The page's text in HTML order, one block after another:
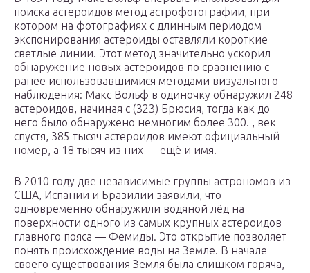
поиска астероидов метод астрофотографии, при
котором на фотографиях с длинным периодом
экспонирования астероиды оставляли короткие
светлые линии. Этот метод значительно ускорил
обнаружение новых астероидов по сравнению с
ранее использовавшимися методами визуального
наблюдения: Макс Вольф в одиночку обнаружил 248
астероидов, начиная с (323) Брюсия, тогда как до
него было обнаружено немногим более 300. , век
спустя, 385 тысяч астероидов имеют официальный
номер, а 18 тысяч из них — ещё и имя.
В 2010 году две независимые группы астрономов из
США, Испании и Бразилии заявили, что
одновременно обнаружили водяной лёд на
поверхности одного из самых крупных астероидов
главного пояса — Фемиды. Это открытие позволяет
понять происхождение воды на Земле. В начале
своего существования Земля была слишком горяча,